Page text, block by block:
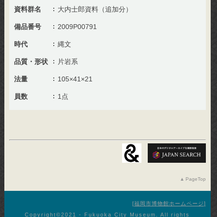
資料群名 大内士郎資料（追加分）
備品番号 2009P00791
時代 縄文
品質・形状 片岩系
法量 105×41×21
員数 1点
PageTop
福岡市博物館ホームページ
Copyright©︎2021 - Fukuoka City Museum. All rights